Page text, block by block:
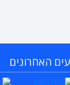
האחרונים